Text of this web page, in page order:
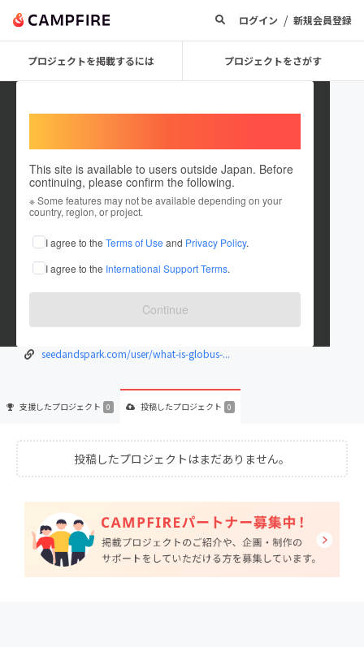
ログイン / 新規会員登録
プロジェクトを掲載するには プロジェクトをさがす
This site is available to users outside Japan. Before
continuing, please confirm the following.
※ Some features may not be available depending on your
country, region, or project.
I agree to the Terms of Use and Privacy Policy.
I agree to the International Support Terms.
Continue
Globusbankcode6
在住国：日本
出身国：日本
www.producthunt.com/@globusbank1
seedandspark.com/user/what-is-globus-...
支援したプロジェクト 0 投稿したプロジェクト 0
投稿したプロジェクトはまだありません。